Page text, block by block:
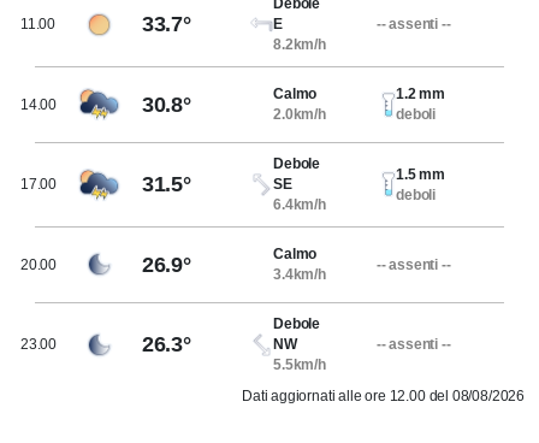
11.00 33.7°
Debole
E
8.2km/h
-- assenti --
14.00 30.8°
Calmo
2.0km/h
1.2 mm
deboli
17.00 31.5°
Debole
SE
6.4km/h
1.5 mm
deboli
20.00 26.9°
Calmo
3.4km/h
-- assenti --
23.00 26.3°
Debole
NW
5.5km/h
-- assenti --
Dati aggiornati alle ore 12.00 del 08/08/2026